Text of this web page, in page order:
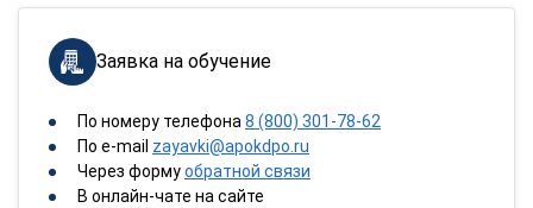
Заявка на обучение
По номеру телефона8 (800) 301-78-62
По e-mail zayavki@apokdpo.ru
Через формуобратной связи
В онлайн-чате на сайте